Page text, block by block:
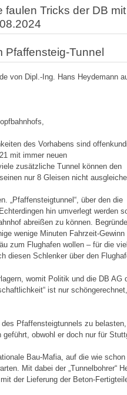
Tricks der DB
Tunnel
von Dipl.-Ing. Hans Heydemann
des Vorhabens sind
mit immer neuen
zusätzliche Tunnel können den
nur 8 Gleisen nicht
„Pfaffensteigtunnel“, über den die
hin umverlegt werden
abreißen zu können.
wenige Minuten Fahrzeit-Gewinn
zum Flughafen wollen – für die
diesen Schlenker über den
womit Politik und die DB AG
ist nur
Pfaffensteigtunnels zu
obwohl er doch nur für
Bau-Mafia, auf die wie
Mit dabei der „Tunnelbohrer“
der Lieferung der Beton-